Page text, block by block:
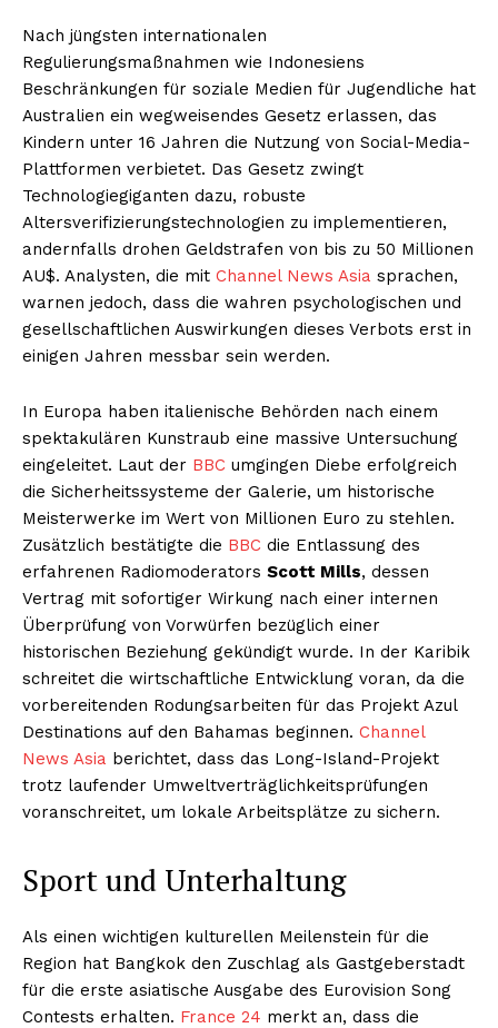
Nach jüngsten internationalen
Regulierungsmaßnahmen wie Indonesiens
Beschränkungen für soziale Medien für Jugendliche hat
Australien ein wegweisendes Gesetz erlassen, das
Kindern unter 16 Jahren die Nutzung von Social-Media-
Plattformen verbietet. Das Gesetz zwingt
Technologiegiganten dazu, robuste
Altersverifizierungstechnologien zu implementieren,
andernfalls drohen Geldstrafen von bis zu 50 Millionen
AU$. Analysten, die mit Channel News Asia sprachen,
warnen jedoch, dass die wahren psychologischen und
gesellschaftlichen Auswirkungen dieses Verbots erst in
einigen Jahren messbar sein werden.
In Europa haben italienische Behörden nach einem
spektakulären Kunstraub eine massive Untersuchung
eingeleitet. Laut der BBC umgingen Diebe erfolgreich
die Sicherheitssysteme der Galerie, um historische
Meisterwerke im Wert von Millionen Euro zu stehlen.
Zusätzlich bestätigte die BBC die Entlassung des
erfahrenen Radiomoderators Scott Mills, dessen
Vertrag mit sofortiger Wirkung nach einer internen
Überprüfung von Vorwürfen bezüglich einer
historischen Beziehung gekündigt wurde. In der Karibik
schreitet die wirtschaftliche Entwicklung voran, da die
vorbereitenden Rodungsarbeiten für das Projekt Azul
Destinations auf den Bahamas beginnen. Channel
News Asia berichtet, dass das Long-Island-Projekt
trotz laufender Umweltverträglichkeitsprüfungen
voranschreitet, um lokale Arbeitsplätze zu sichern.
Sport und Unterhaltung
Als einen wichtigen kulturellen Meilenstein für die
Region hat Bangkok den Zuschlag als Gastgeberstadt
für die erste asiatische Ausgabe des Eurovision Song
Contests erhalten. France 24 merkt an, dass die